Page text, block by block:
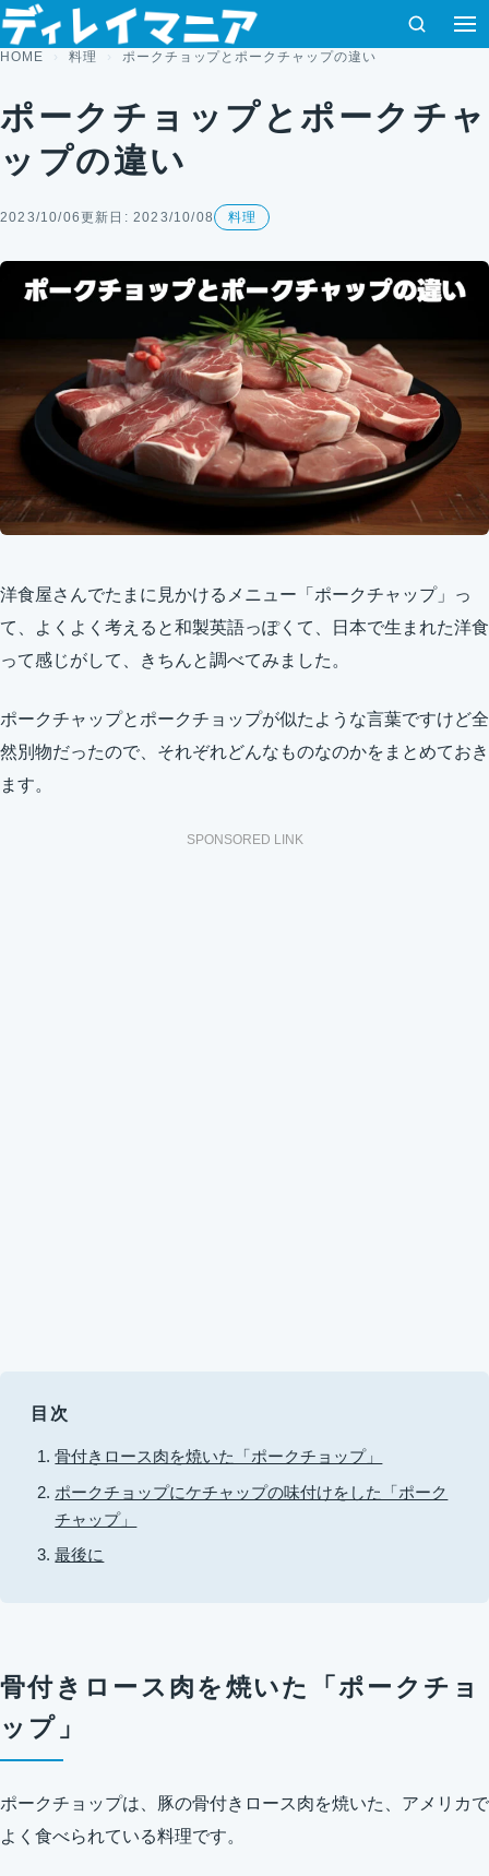
コンテンツへスキップ
検索
HOME 料理 ポークチョップとポークチャップの違い
ポークチョップとポークチャ
ップの違い
2023/10/06更新日: 2023/10/08 料理
洋食屋さんでたまに見かけるメニュー「ポークチャップ」っ
て、よくよく考えると和製英語っぽくて、日本で生まれた洋食
って感じがして、きちんと調べてみました。
ポークチャップとポークチョップが似たような言葉ですけど全
然別物だったので、それぞれどんなものなのかをまとめておき
ます。
SPONSORED LINK
目次
骨付きロース肉を焼いた「ポークチョップ」
ポークチョップにケチャップの味付けをした「ポーク
チャップ」
最後に
骨付きロース肉を焼いた「ポークチョ
ップ」
ポークチョップは、豚の骨付きロース肉を焼いた、アメリカで
よく食べられている料理です。